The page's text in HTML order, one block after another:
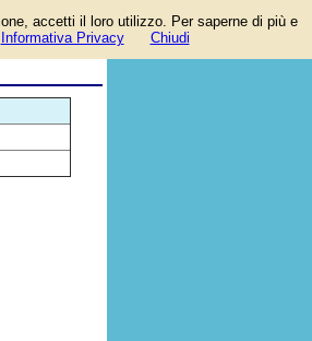
accetti il loro utilizzo. Per saperne di più e
Informativa Privacy Chiudi